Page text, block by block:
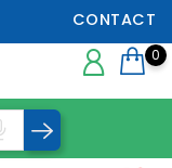
CONTACT
0